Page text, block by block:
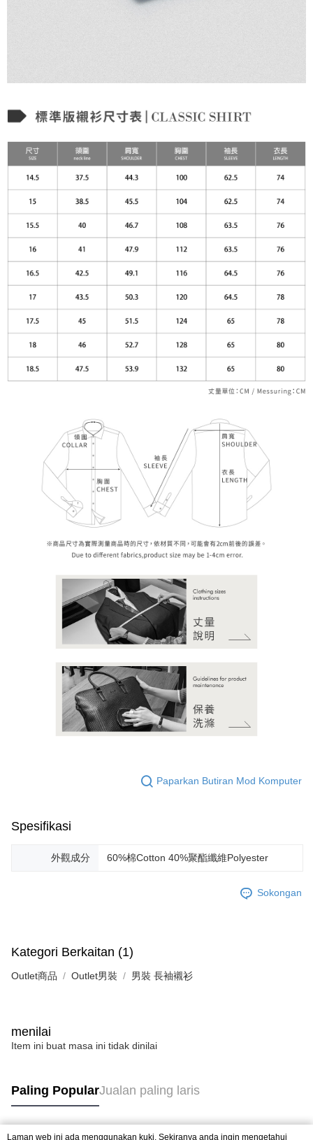
Paparkan Butiran Mod Komputer
Spesifikasi
外觀成分 60%棉Cotton 40%聚酯纖維Polyester
Sokongan
Kategori Berkaitan (1)
Outlet商品 Outlet男裝 男裝 長袖襯衫
menilai
Item ini buat masa ini tidak dinilai
Paling PopularJualan paling laris
Laman web ini ada menggunakan kuki. Sekiranya anda ingin mengetahui